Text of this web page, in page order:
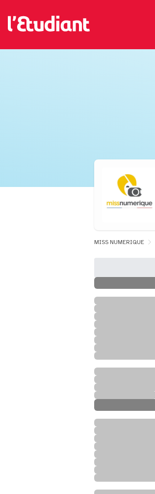
MISS NUMERIQUE